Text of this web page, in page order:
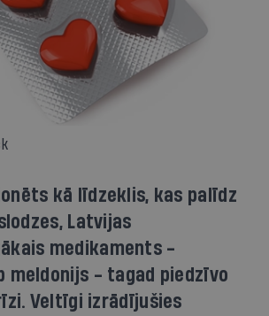
kā līdzeklis, kas palīdz
Latvijas
medikaments -
meldonijs - tagad piedzīvo
Veltīgi izrādījušies